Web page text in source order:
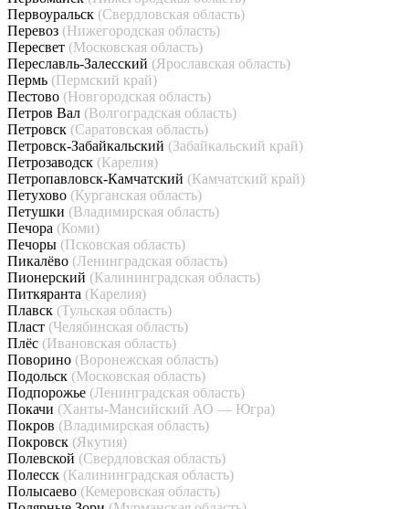
Первоуральск (Свердловская область)
Перевоз (Нижегородская область)
Пересвет (Московская область)
Переславль-Залесский (Ярославская область)
Пермь (Пермский край)
Пестово (Новгородская область)
Петров Вал (Волгоградская область)
Петровск (Саратовская область)
Петровск-Забайкальский (Забайкальский край)
Петрозаводск (Карелия)
Петропавловск-Камчатский (Камчатский край)
Петухово (Курганская область)
Петушки (Владимирская область)
Печора (Коми)
Печоры (Псковская область)
Пикалёво (Ленинградская область)
Пионерский (Калининградская область)
Питкяранта (Карелия)
Плавск (Тульская область)
Пласт (Челябинская область)
Плёс (Ивановская область)
Поворино (Воронежская область)
Подольск (Московская область)
Подпорожье (Ленинградская область)
Покачи (Ханты-Мансийский АО — Югра)
Покров (Владимирская область)
Покровск (Якутия)
Полевской (Свердловская область)
Полесск (Калининградская область)
Полысаево (Кемеровская область)